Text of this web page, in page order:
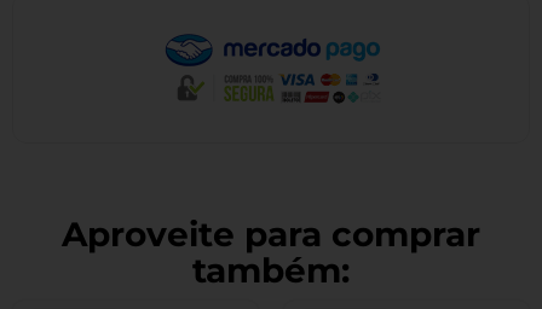
Aproveite para comprar
também: